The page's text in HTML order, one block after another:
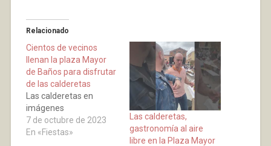
Relacionado
Cientos de vecinos
llenan la plaza Mayor
de Baños para disfrutar
de las calderetas
Las calderetas en
imágenes
7 de octubre de 2023
En «Fiestas»
Las calderetas,
gastronomía al aire
libre en la Plaza Mayor